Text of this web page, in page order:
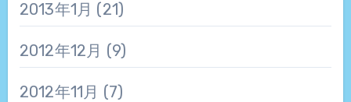
2013年1月 (21)
2012年12月 (9)
2012年11月 (7)